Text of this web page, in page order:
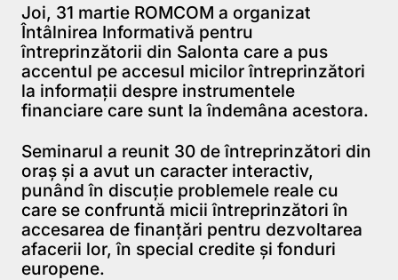
Joi, 31 martie ROMCOM a organizat
Întâlnirea Informativă pentru
întreprinzătorii din Salonta care a pus
accentul pe accesul micilor întreprinzători
la informaţii despre instrumentele
financiare care sunt la îndemâna acestora.
Seminarul a reunit 30 de întreprinzători din
oraş şi a avut un caracter interactiv,
punând în discuţie problemele reale cu
care se confruntă micii întreprinzători în
accesarea de finanţări pentru dezvoltarea
afacerii lor, în special credite şi fonduri
europene.